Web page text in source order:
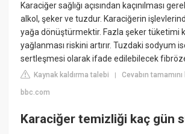
Karaciğer sağlığı açısından kaçınılması
alkol, şeker ve tuzdur. Karaciğerin
yağa dönüştürmektir. Fazla şeker tüketimi
yağlanması riskini artırır. Tuzdaki sodyum
sertleşmesi olarak ifade edilebilecek
Kaynak kaldırma talebi |Cevabın
bbc.com
Karaciğer temizliği kaç gün